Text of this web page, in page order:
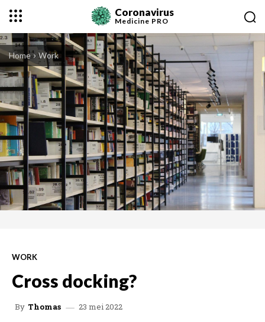
Coronavirus
Medicine PRO
Home Work
WORK
Cross docking?
By Thomas 23 mei 2022